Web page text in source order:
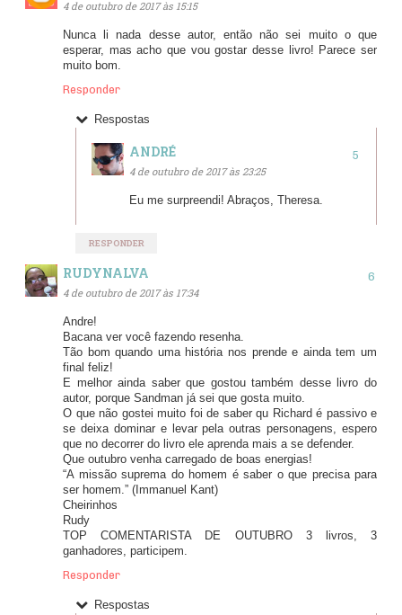
4 de outubro de 2017 às 15:15
Nunca li nada desse autor, então não sei muito o que
esperar, mas acho que vou gostar desse livro! Parece ser
muito bom.
Responder
Respostas
ANDRÉ
4 de outubro de 2017 às 23:25
Eu me surpreendi! Abraços, Theresa.
RESPONDER
RUDYNALVA
4 de outubro de 2017 às 17:34
Andre!
Bacana ver você fazendo resenha.
Tão bom quando uma história nos prende e ainda tem um
final feliz!
E melhor ainda saber que gostou também desse livro do
autor, porque Sandman já sei que gosta muito.
O que não gostei muito foi de saber qu Richard é passivo e
se deixa dominar e levar pela outras personagens, espero
que no decorrer do livro ele aprenda mais a se defender.
Que outubro venha carregado de boas energias!
“A missão suprema do homem é saber o que precisa para
ser homem.” (Immanuel Kant)
Cheirinhos
Rudy
TOP COMENTARISTA DE OUTUBRO 3 livros, 3
ganhadores, participem.
Responder
Respostas